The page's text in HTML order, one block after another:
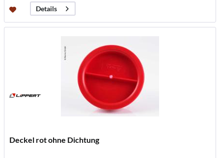
Details
Deckel rot ohne Dichtung